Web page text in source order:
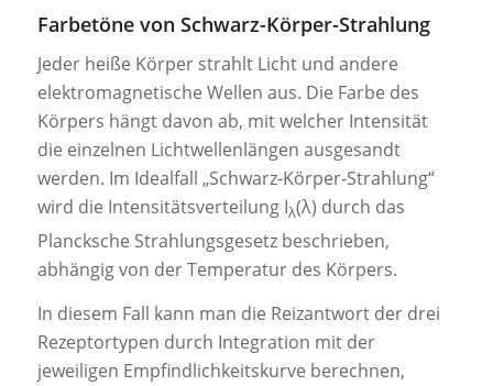
Farbetöne von Schwarz-Körper-Strahlung
Jeder heiße Körper strahlt Licht und andere
elektromagnetische Wellen aus. Die Farbe des
Körpers hängt davon ab, mit welcher Intensität
die einzelnen Lichtwellenlängen ausgesandt
werden. Im Idealfall „Schwarz-Körper-Strahlung“
wird die Intensitätsverteilung Iλ(λ) durch das
Plancksche Strahlungsgesetz beschrieben,
abhängig von der Temperatur des Körpers.
In diesem Fall kann man die Reizantwort der drei
Rezeptortypen durch Integration mit der
jeweiligen Empfindlichkeitskurve berechnen,